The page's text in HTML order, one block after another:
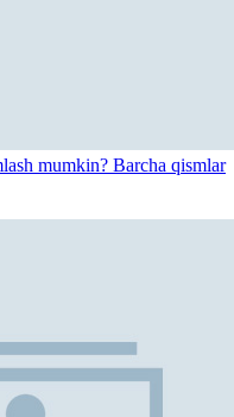
mumkin? Barcha qismlar